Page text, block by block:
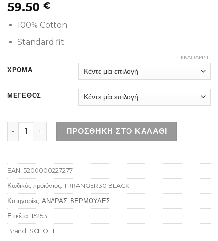
59.50 €
100% Cotton
Standard fit
ΧΡΩΜΑ
ΜΕΓΕΘΟΣ
ΕΚΚΑΘΆΡΙΣΗ
SCHOTT TRRANGER30 BLACK ποσότητα
ΠΡΟΣΘΉΚΗ ΣΤΟ ΚΑΛΆΘΙ
EAN: 5200000227277
Κωδικός προϊόντος: TRRANGER30 BLACK
Κατηγορίες: ΑΝΔΡΑΣ ΒΕΡΜΟΥΔΕΣ
Ετικέτα: 15253
Brand: SCHOTT